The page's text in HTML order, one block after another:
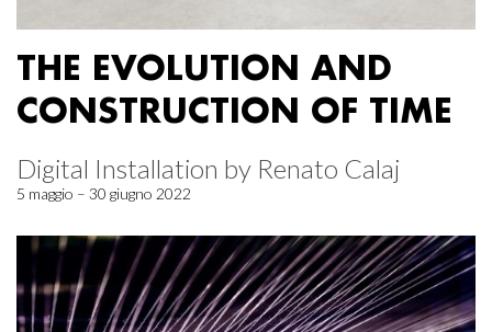
THE EVOLUTION AND
CONSTRUCTION OF TIME
Digital Installation by Renato Calaj
5 maggio – 30 giugno 2022